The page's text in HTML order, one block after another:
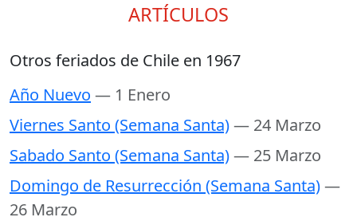
ARTÍCULOS
Otros feriados de Chile en 1967
Año Nuevo — 1 Enero
Viernes Santo (Semana Santa)— 24 Marzo
Sabado Santo (Semana Santa)— 25 Marzo
Domingo de Resurrección (Semana Santa)—
26 Marzo